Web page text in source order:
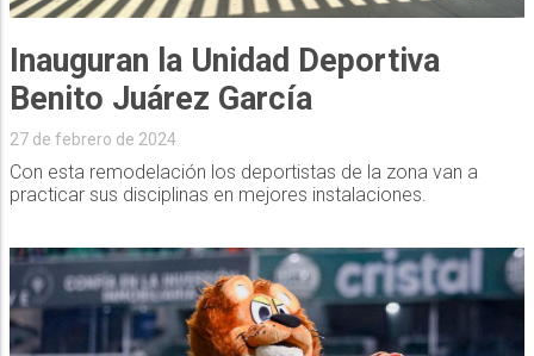
Inauguran la Unidad Deportiva
Benito Juárez García
27 de febrero de 2024
Con esta remodelación los deportistas de la zona van a
practicar sus disciplinas en mejores instalaciones.